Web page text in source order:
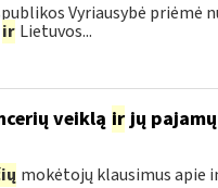
Vyriausybė priėmė
ir Lietuvos...
veiklą irjų
mokėtojų klausimus apie